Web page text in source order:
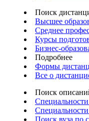
Поиск
Высшее
Среднее
Курсы
Бизнес-
Подробнее
Формы
Все о
Поиск
Специальности
Поиск вуза по